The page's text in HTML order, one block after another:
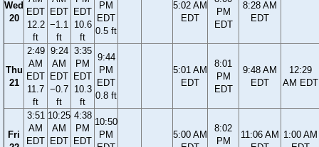
Wed
20
EDT
12.2
ft
EDT
−1.1
ft
EDT
10.6
ft
PM
EDT
0.5 ft
5:02 AM
EDT
PM
EDT
8:28 AM
EDT
Thu
21
2:49
AM
EDT
11.7
ft
9:24
AM
EDT
−0.7
ft
3:35
PM
EDT
10.3
ft
9:44
PM
EDT
0.8 ft
5:01 AM
EDT
8:01
PM
EDT
9:48 AM
EDT
12:29
AM EDT
Fri
3:51
AM
EDT
10:25
AM
EDT
4:38
PM
EDT
10:50
PM
5:00 AM
8:02
PM
11:06 AM 1:00 AM